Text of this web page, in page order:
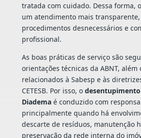
tratada com cuidado. Dessa forma,
um atendimento mais transparente,
procedimentos desnecessários e
profissional.
As boas práticas de serviço são
orientações técnicas da ABNT, além
relacionados à Sabesp e às
CETESB. Por isso, o
Diademaé conduzido com
principalmente quando há
descarte de resíduos, manutenção
preservação da rede interna do